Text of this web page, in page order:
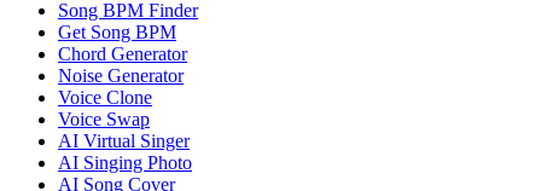
Song BPM Finder
Get Song BPM
Chord Generator
Noise Generator
Voice Clone
Voice Swap
AI Virtual Singer
AI Singing Photo
AI Song Cover